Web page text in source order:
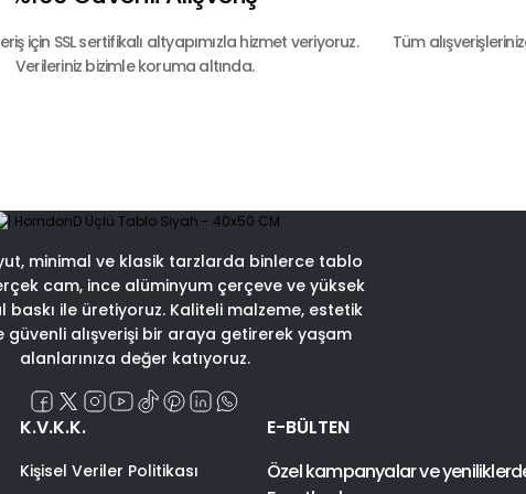
için SSL sertifikalı altyapımızla hizmet veriyoruz.
Verileriniz bizimle koruma altında.
Tüm
minimal ve klasik tarzlarda binlerce tablo
cam, ince alüminyum çerçeve ve yüksek
baskı ile üretiyoruz. Kaliteli malzeme, estetik
güvenli alışverişi bir araya getirerek yaşam
alanlarınıza değer katıyoruz.
K.V.K.K.
Kişisel Veriler Politikası
E-BÜLTEN
Özel kampanyalar ve